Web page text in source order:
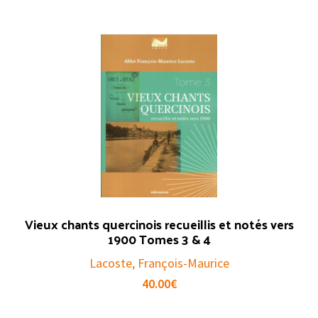
Vieux chants quercinois recueillis et notés vers
1900 Tomes 3 & 4
Lacoste, François-Maurice
40.00€